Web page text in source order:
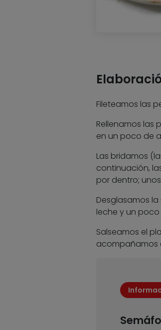
Fileteamos las
Rellenamos las
en un poco de
Las bridamos
continuación,
por dentro;
Desglasamos
leche y un
Salseamos el
acompañamos